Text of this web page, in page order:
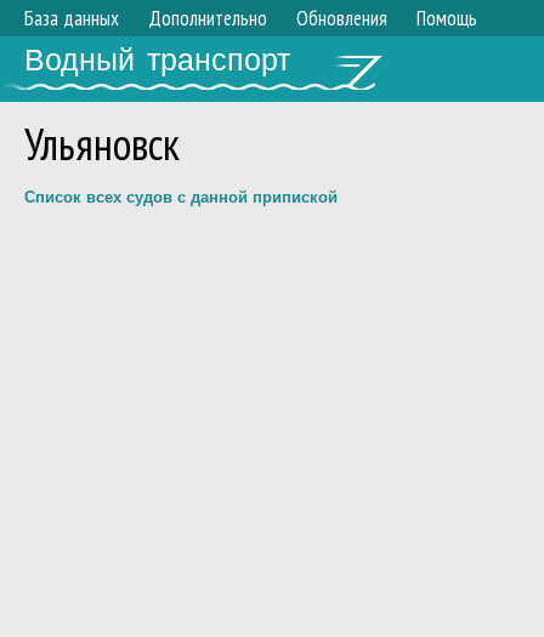
База данных Дополнительно Обновления Помощь
Водный транспорт
Ульяновск
Список всех судов с данной припиской